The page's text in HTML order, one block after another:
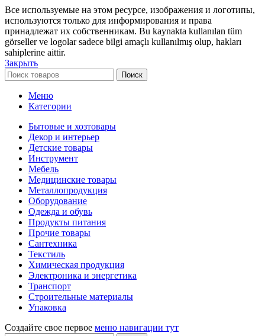
Все используемые на этом ресурсе, изображения и логотипы,
используются только для информирования и права
принадлежат их собственникам. Bu kaynakta kullanılan tüm
görseller ve logolar sadece bilgi amaçlı kullanılmış olup, hakları
sahiplerine aittir.
Закрыть
Поиск
Меню
Категории
Бытовые и хозтовары
Декор и интерьер
Детские товары
Инструмент
Мебель
Медицинские товары
Металлопродукция
Оборудование
Одежда и обувь
Продукты питания
Прочие товары
Сантехника
Текстиль
Химическая продукция
Электроника и энергетика
Транспорт
Строительные материалы
Упаковка
Создайте свое первое меню навигации тут